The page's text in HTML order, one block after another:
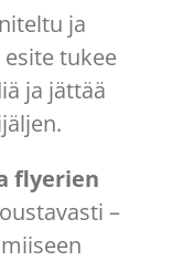
ja
tukee
ja jättää
flyerien
–